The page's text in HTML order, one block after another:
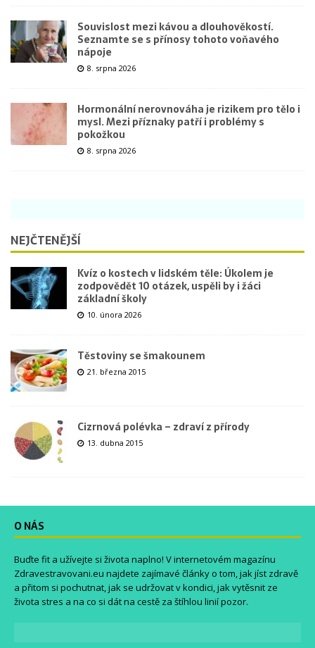
Souvislost mezi kávou a dlouhověkostí.
Seznamte se s přínosy tohoto voňavého
nápoje
8. srpna 2026
Hormonální nerovnováha je rizikem pro tělo i
mysl. Mezi příznaky patří i problémy s
pokožkou
8. srpna 2026
NEJČTENĚJŠÍ
Kvíz o kostech v lidském těle: Úkolem je
zodpovědět 10 otázek, uspěli by i žáci
základní školy
10. února 2026
Těstoviny se šmakounem
21. března 2015
Cizrnová polévka – zdraví z přírody
13. dubna 2015
O NÁS
Buďte fit a užívejte si života naplno! V internetovém magazínu
Zdravestravovani.eu najdete zajímavé články o tom, jak jíst zdravě
a přitom si pochutnat, jak se udržovat v kondici, jak vytěsnit ze
života stres a na co si dát na cestě za štíhlou linií pozor.